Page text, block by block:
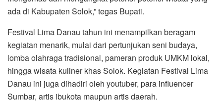
ada di Kabupaten Solok,” tegas Bupati.
Festival Lima Danau tahun ini menampilkan beragam
kegiatan menarik, mulai dari pertunjukan seni budaya,
lomba olahraga tradisional, pameran produk UMKM lokal,
hingga wisata kuliner khas Solok. Kegiatan Festival Lima
Danau ini juga dihadiri oleh youtuber, para influencer
Sumbar, artis ibukota maupun artis daerah.